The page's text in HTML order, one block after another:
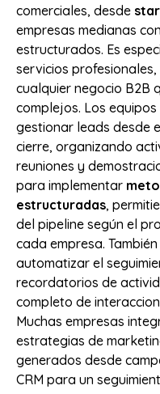
comerciales, desde
empresas medianas
estructurados. Es
servicios
cualquier negocio B2B
complejos. Los
gestionar leads desde
cierre, organizando
reuniones y
para implementar
estructuradas,
del pipeline según el
cada empresa.
automatizar el
recordatorios de
completo de
Muchas empresas
estrategias de
generados desde
CRM para un